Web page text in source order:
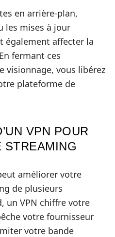
en arrière-plan,
les mises à jour
également affecter la
fermant ces
visionnage, vous libérez
plateforme de
VPN POUR
STREAMING
améliorer votre
de plusieurs
un VPN chiffre votre
votre fournisseur
votre bande